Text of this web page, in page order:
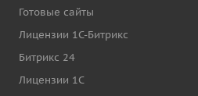
Готовые сайты
Лицензии 1С-Битрикс
Битрикс 24
Лицензии 1С